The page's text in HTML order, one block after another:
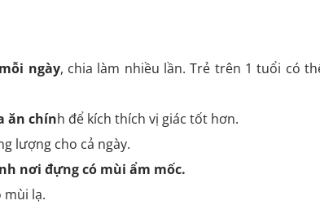
ngày, chia làm nhiều lần. Trẻ trên 1 tuổi có
ăn chính để kích thích vị giác tốt hơn.
lượng cho cả ngày.
nơi đựng có mùi ẩm mốc.
mùi lạ.